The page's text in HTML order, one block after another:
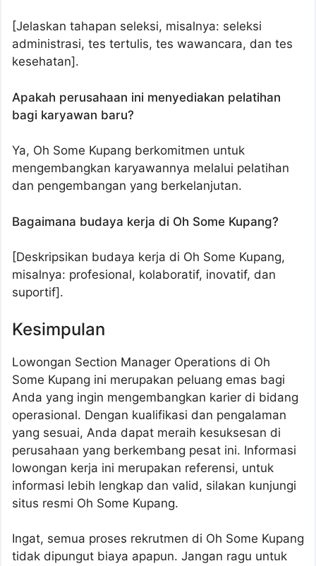
[Jelaskan tahapan seleksi, misalnya: seleksi
administrasi, tes tertulis, tes wawancara, dan tes
kesehatan].
Apakah perusahaan ini menyediakan pelatihan
bagi karyawan baru?
Ya, Oh Some Kupang berkomitmen untuk
mengembangkan karyawannya melalui pelatihan
dan pengembangan yang berkelanjutan.
Bagaimana budaya kerja di Oh Some Kupang?
[Deskripsikan budaya kerja di Oh Some Kupang,
misalnya: profesional, kolaboratif, inovatif, dan
suportif].
Kesimpulan
Lowongan Section Manager Operations di Oh
Some Kupang ini merupakan peluang emas bagi
Anda yang ingin mengembangkan karier di bidang
operasional. Dengan kualifikasi dan pengalaman
yang sesuai, Anda dapat meraih kesuksesan di
perusahaan yang berkembang pesat ini. Informasi
lowongan kerja ini merupakan referensi, untuk
informasi lebih lengkap dan valid, silakan kunjungi
situs resmi Oh Some Kupang.
Ingat, semua proses rekrutmen di Oh Some Kupang
tidak dipungut biaya apapun. Jangan ragu untuk